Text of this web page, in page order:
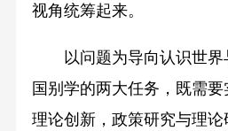
视角统筹起来。
以问题为导向认识世界
国别学的两大任务，既需
理论创新，政策研究与理